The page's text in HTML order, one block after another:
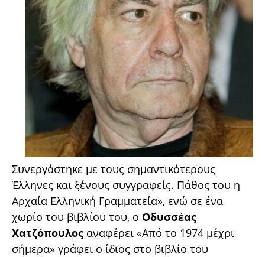
Συνεργάστηκε με τους σημαντικότερους
Έλληνες και ξένους συγγραφείς. Πάθος του η
Αρχαία Ελληνική Γραμματεία», ενώ σε ένα
χωρίο του βιβλίου του, ο Οδυσσέας
Χατζόπουλος αναφέρει «Από το 1974 μέχρι
σήμερα» γράφει ο ίδιος στο βιβλίο του